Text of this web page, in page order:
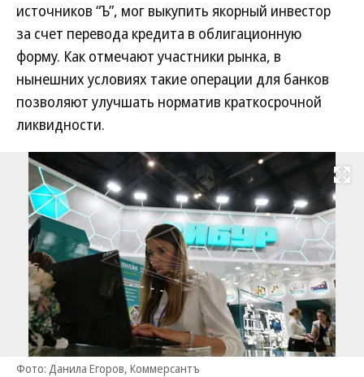
источников “Ъ”, мог выкупить якорный инвестор
за счет перевода кредита в облигационную
форму. Как отмечают участники рынка, в
нынешних условиях такие операции для банков
позволяют улучшать норматив краткосрочной
ликвидности.
Развернуть
Фото: Данила Егоров, Коммерсантъ